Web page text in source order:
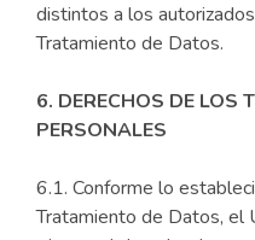
distintos a los
Tratamiento de Datos.
6. DERECHOS DE LOS
PERSONALES
6.1. Conforme lo
Tratamiento de Datos, el